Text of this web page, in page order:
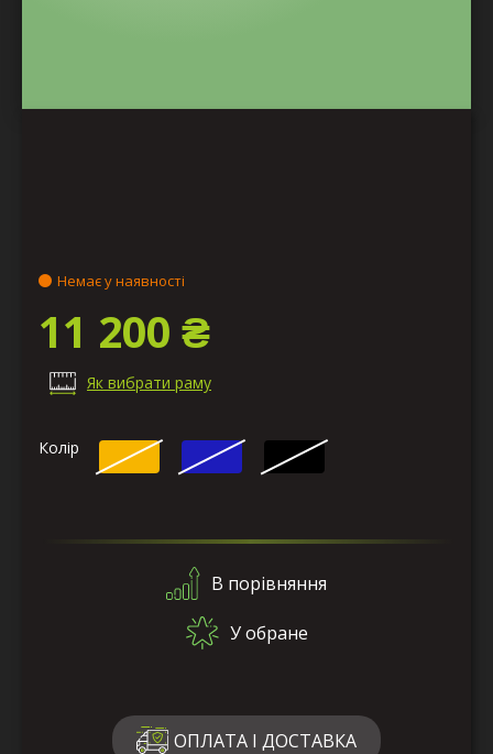
Немає у наявності
11 200 ₴
Як вибрати раму
Колір
В порівняння
У обране
ОПЛАТА І ДОСТАВКА